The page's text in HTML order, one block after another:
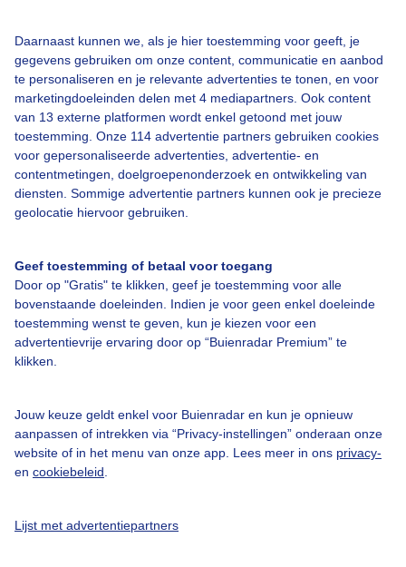
Daarnaast kunnen we, als je hier toestemming voor geeft, je
gegevens gebruiken om onze content, communicatie en aanbod
te personaliseren en je relevante advertenties te tonen, en voor
marketingdoeleinden delen met 4 mediapartners. Ook content
van 13 externe platformen wordt enkel getoond met jouw
toestemming. Onze 114 advertentie partners gebruiken cookies
voor gepersonaliseerde advertenties, advertentie- en
contentmetingen, doelgroepenonderzoek en ontwikkeling van
diensten. Sommige advertentie partners kunnen ook je precieze
geolocatie hiervoor gebruiken.
Geef toestemming of betaal voor toegang
Door op "Gratis" te klikken, geef je toestemming voor alle
bovenstaande doeleinden. Indien je voor geen enkel doeleinde
toestemming wenst te geven, kun je kiezen voor een
advertentievrije ervaring door op “Buienradar Premium” te
klikken.
Jouw keuze geldt enkel voor Buienradar en kun je opnieuw
aanpassen of intrekken via “Privacy-instellingen” onderaan onze
website of in het menu van onze app. Lees meer in ons privacy-
en cookiebeleid
Lijst met advertentiepartners
Een moment geduld aub...
Bedrijfsgegevens
Veelgestelde vragen
Contact
Adverteren
Buienradar Team
Cookie beleid